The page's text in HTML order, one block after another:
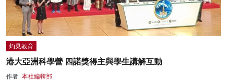
灼見教育
港大亞洲科學營 四諾獎得主與學生講解互動
作者: 本社編輯部